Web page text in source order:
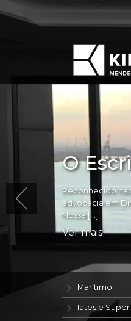
O
Reconhecido
advocacia em
Nossa […]
Ver mais
Marítimo
Iates e